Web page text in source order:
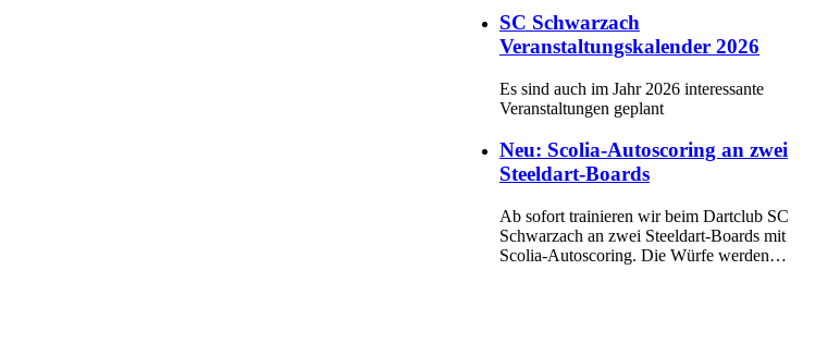
SC Schwarzach
Veranstaltungskalender 2026
Es sind auch im Jahr 2026 interessante
Veranstaltungen geplant
Neu: Scolia-Autoscoring an zwei
Steeldart-Boards
Ab sofort trainieren wir beim Dartclub SC
Schwarzach an zwei Steeldart-Boards mit
Scolia-Autoscoring. Die Würfe werden…